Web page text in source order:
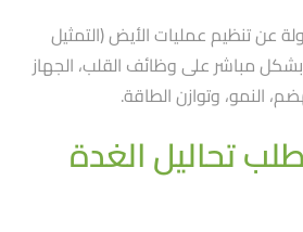
عن تنظيم عمليات الأيض (التمثيل
بشكل مباشر على وظائف القلب، الجهاز
النمو، وتوازن الطاقة.
تحاليل الغدة